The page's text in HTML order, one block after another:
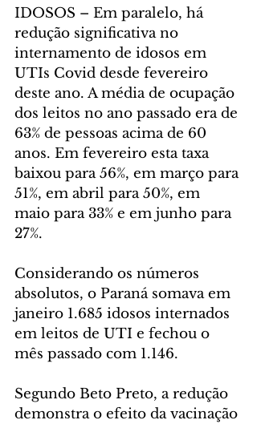
IDOSOS – Em paralelo, há
redução significativa no
internamento de idosos em
UTIs Covid desde fevereiro
deste ano. A média de ocupação
dos leitos no ano passado era de
63% de pessoas acima de 60
anos. Em fevereiro esta taxa
baixou para 56%, em março para
51%, em abril para 50%, em
maio para 33% e em junho para
27%.
Considerando os números
absolutos, o Paraná somava em
janeiro 1.685 idosos internados
em leitos de UTI e fechou o
mês passado com 1.146.
Segundo Beto Preto, a redução
demonstra o efeito da vacinação